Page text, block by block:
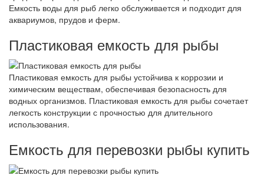
Емкость воды для рыб легко обслуживается и подходит для
аквариумов, прудов и ферм.
Пластиковая емкость для рыбы
Пластиковая емкость для рыбы устойчива к коррозии и
химическим веществам, обеспечивая безопасность для
водных организмов. Пластиковая емкость для рыбы сочетает
легкость конструкции с прочностью для длительного
использования.
Емкость для перевозки рыбы купить